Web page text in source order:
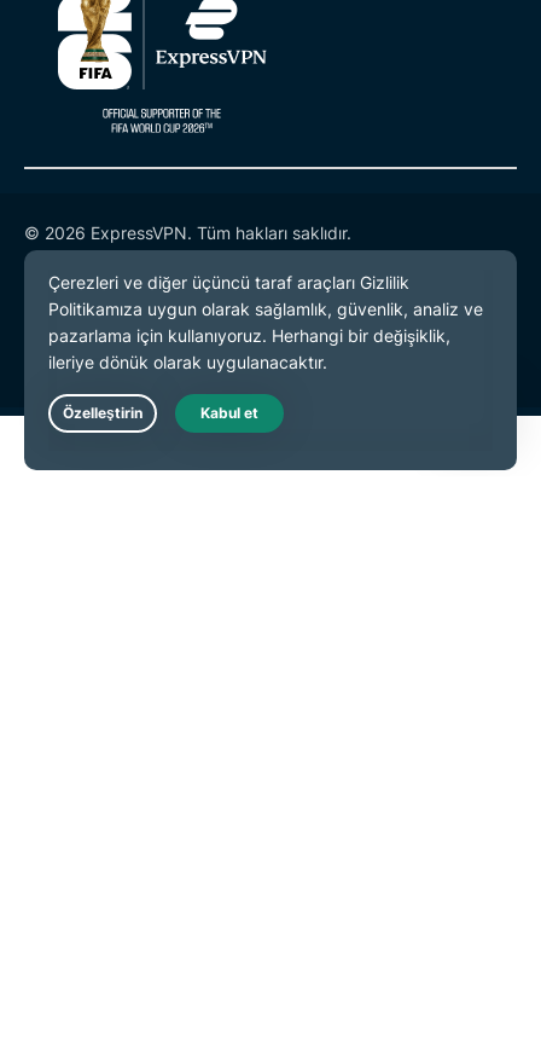
© 2026 ExpressVPN. Tüm hakları saklıdır.
Gizlilik Politikası
Hizmet Koşulları
Çerez Tercihleri